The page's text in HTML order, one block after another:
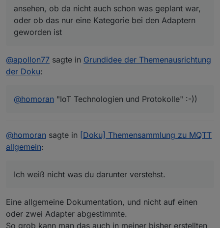
ansehen, ob da nicht auch schon was geplant war,
oder ob das nur eine Kategorie bei den Adaptern
geworden ist
@apollon77 sagte in Grundidee der Themenausrichtung
der Doku:
@homoran "IoT Technologien und Protokolle" :-))
@homoran sagte in [Doku] Themensammlung zu MQTT
allgemein:
Ich weiß nicht was du darunter verstehst.
Eine allgemeine Dokumentation, und nicht auf einen
oder zwei Adapter abgestimmte.
So grob kann man das auch in meiner bisher erstellten